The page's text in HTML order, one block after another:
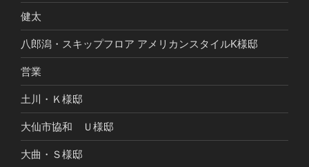
健太
八郎潟・スキップフロア アメリカンスタイルK様邸
営業
土川・Ｋ様邸
大仙市協和 Ｕ様邸
大曲・Ｓ様邸